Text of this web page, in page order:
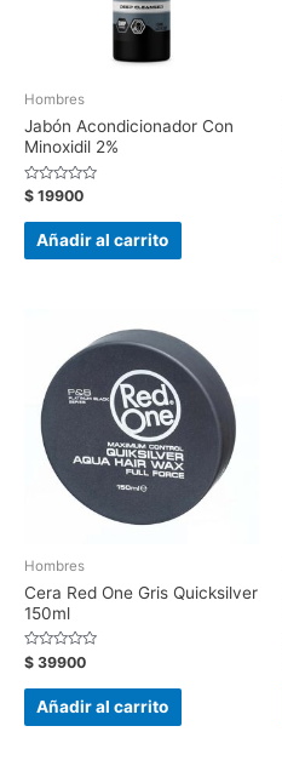
Hombres
Jabón Acondicionador Con
Minoxidil 2%
Valorado
con
0
$ 19900
Añadir al carrito
Hombres
Cera Red One Gris Quicksilver
150ml
Valorado
con
0
$ 39900
Añadir al carrito